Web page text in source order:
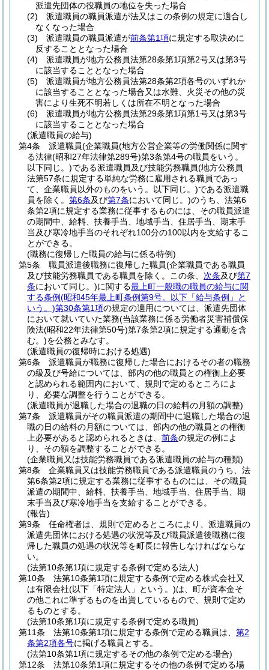
派遣先団体の役職員の地位を失った場合
(2)
派遣職員の職員派遣が法又はこの条例の規定に適合し
なくなった場合
(3)
派遣職員の職員派遣が前条第1項に規定する取決めに
反することとなった場合
(4)
派遣職員が地方公務員法第28条第1項第2号又は第3号
に該当することとなった場合
(5)
派遣職員が地方公務員法第28条第2項各号のいずれか
に該当することとなった場合又は水難、火災その他の災
害により生死不明若しくは所在不明となった場合
(6)
派遣職員が地方公務員法第29条第1項第1号又は第3号
に該当することとなった場合
(派遣職員の給与)
第4条
派遣職員(企業職員(地方公営企業等の労働関係に関す
る法律(昭和27年法律第289号)第3条第4号の職員をいう。
以下同じ。)である派遣職員及び技能労務職員(地方公務員
法第57条に規定する単純な労務に雇用される職員であっ
て、企業職員以外のものをいう。以下同じ。)である派遣職
員を除く。 第6条及び第7条において同じ。)のうち、法第6
条第2項に規定する業務に従事するものには、その職員派遣
の期間中、給料、扶養手当、地域手当、住居手当、期末手
当及び寒冷地手当のそれぞれ100分の100以内を支給するこ
とができる。
(職務に復帰した職員の給与に係る特例)
第5条
職員派遣後職務に復帰した職員(企業職員である職員
及び技能労務職員である職員を除く。この条、 次条及び第7
条において同じ。)に関する最上町一般職の職員の給与に関
する条例(昭和45年最上町条例第9号。以下「給与条例」と
いう。)第30条第1項の規定の適用については、派遣先団体
において就いていた業務(当該業務に係る労働者災害補償保
険法(昭和22年法律第50号)第7条第2項に規定する通勤を含
む。)を公務とみなす。
(派遣職員の復帰時における処遇)
第6条
派遣職員が職務に復帰した場合におけるその者の職務
の級及び号給については、部内の他の職員との権衡上必要
と認められる範囲内において、規則で定めるところによ
り、必要な調整を行うことができる。
(派遣職員が退職した場合の退職の日の給料の月額の調整)
第7条
派遣職員がその職員派遣の期間中に退職した場合の退
職の日の給料の月額については、部内の他の職員との権衡
上必要があると認められるときは、 前条の規定の例によ
り、その額を調整することができる。
(企業職員又は技能労務職員である派遣職員の給与の種類)
第8条
企業職員又は技能労務職員である派遣職員のうち、法
第6条第2項に規定する業務に従事するものには、その職員
派遣の期間中、給料、扶養手当、地域手当、住居手当、期
末手当及び寒冷地手当を支給することができる。
(報告)
第9条
任命権者は、規則で定めるところにより、派遣職員の
派遣先団体における処遇の状況等及び職員派遣後職務に復
帰した職員の処遇の状況等を町長に報告しなければならな
い。
(法第10条第1項に規定する条例で定める法人)
第10条
法第10条第1項に規定する条例で定める株式会社又
は有限会社(以下「特定法人」という。)は、町が資本金そ
の他これに準ずるものを出資しているもので、規則で定め
るものとする。
(法第10条第1項に規定する条例で定める職員)
第11条
法第10条第1項に規定する条例で定める職員は、 第2
条第2項各号に掲げる職員とする。
(法第10条第1項に規定するその他の条例で定める場合)
第12条
法第10条第1項に規定するその他の条例で定める場